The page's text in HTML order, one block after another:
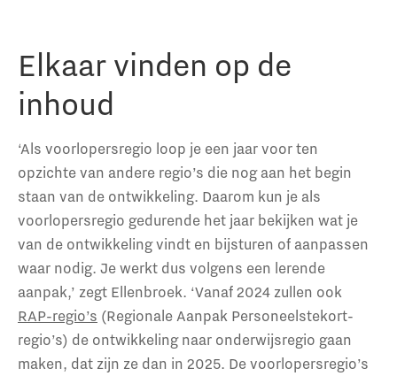
Elkaar vinden op de
inhoud
‘Als voorlopersregio loop je een jaar voor ten
opzichte van andere regio’s die nog aan het begin
staan van de ontwikkeling. Daarom kun je als
voorlopersregio gedurende het jaar bekijken wat je
van de ontwikkeling vindt en bijsturen of aanpassen
waar nodig. Je werkt dus volgens een lerende
aanpak,’ zegt Ellenbroek. ‘Vanaf 2024 zullen ook
RAP-regio’s (Regionale Aanpak Personeelstekort-
regio’s) de ontwikkeling naar onderwijsregio gaan
maken, dat zijn ze dan in 2025. De voorlopersregio’s